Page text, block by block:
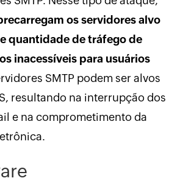
os servidores alvo
quantidade de tráfego de
inacessíveis para usuários
SMTP podem ser alvos
resultando na interrupção dos
e na comprometimento da